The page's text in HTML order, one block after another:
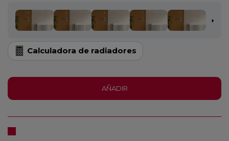
Calculadora de radiadores
AÑADIR